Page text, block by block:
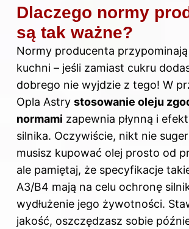
Dlaczego normy
są tak ważne?
Normy producenta
kuchni – jeśli zamiast cukru
dobrego nie wyjdzie z tego! W
Opla Astry stosowanie oleju
normami zapewnia płynną i
silnika. Oczywiście, nikt nie
musisz kupować olej prosto od
ale pamiętaj, że specyfikacje
A3/B4 mają na celu ochronę
wydłużenie jego żywotności.
jakość, oszczędzasz sobie